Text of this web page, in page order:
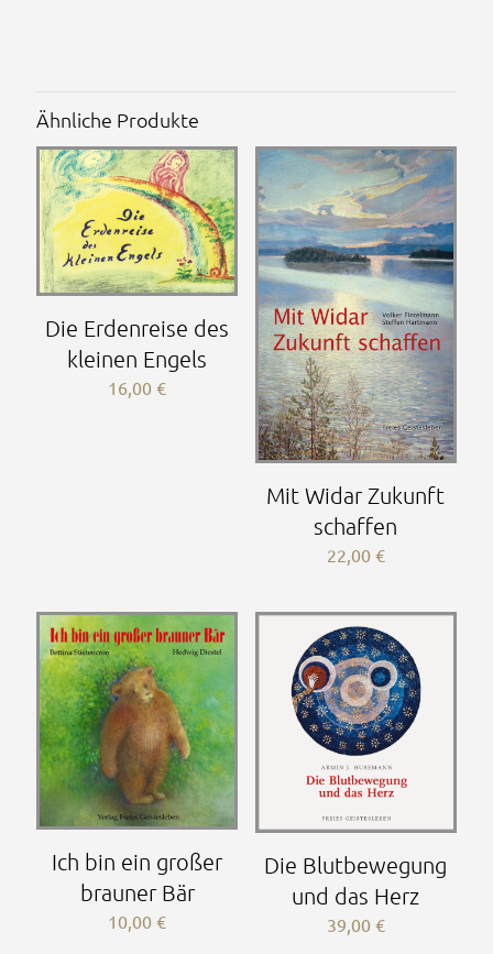
Ähnliche Produkte
Die Erdenreise des
kleinen Engels
16,00€
Mit Widar Zukunft
schaffen
22,00 €
Ich bin ein großer
brauner Bär
10,00€
Die Blutbewegung
und das Herz
39,00 €